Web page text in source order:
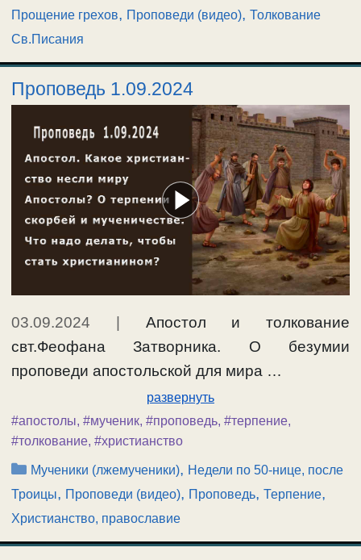
Прощение грехов, Проповеди (видео), Толкование
Св.Писания
Проповедь 1.09.2024
03.09.2024 | Апостол и толкование
свт.Феофана Затворника. О безумии
проповеди апостольской для мира …
развернуть
#апостолы, #мученик, #проповедь, #терпение,
#толкование, #христианство
Рубрики
Мученики (лжемученики), Недели по 50-нице, после
Троицы, Проповеди (видео), Проповедь, Терпение,
Христианство, православие